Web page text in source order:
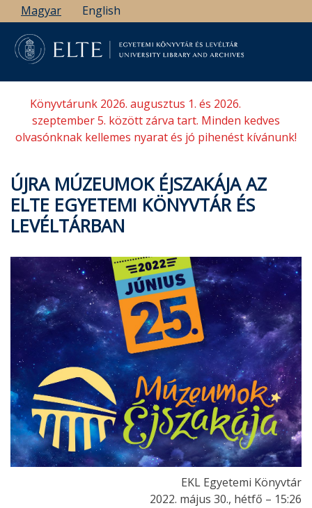
Ugrás
a
tartalomra
Magyar English
Könyvtárunk 2026. augusztus 1. és 2026.
szeptember 5. között zárva tart. Minden kedves
olvasónknak kellemes nyarat és jó pihenést kívánunk!
ÚJRA MÚZEUMOK ÉJSZAKÁJA AZ
ELTE EGYETEMI KÖNYVTÁR ÉS
LEVÉLTÁRBAN
EKL Egyetemi Könyvtár
2022. május 30., hétfő – 15:26